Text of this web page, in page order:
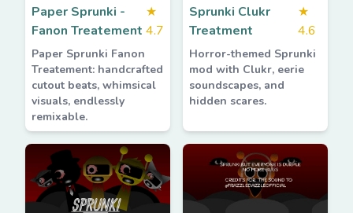
Paper Sprunki -
Fanon Treatement
★
4.7
Paper Sprunki Fanon
Treatement: handcrafted
cutout beats, whimsical
visuals, endlessly
remixable.
Sprunki Clukr
Treatment
★
4.6
Horror-themed Sprunki
mod with Clukr, eerie
soundscapes, and
hidden scares.